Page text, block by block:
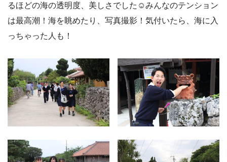
るほどの海の透明度、美しさでした☺️みんなのテンション
は最高潮！海を眺めたり、写真撮影！気付いたら、海に入
っちゃった人も！